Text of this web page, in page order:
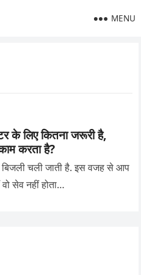
MENU
के लिए कितना जरूरी है,
करता है?
चली जाती है. इस वजह से आप
सेव नहीं होता…